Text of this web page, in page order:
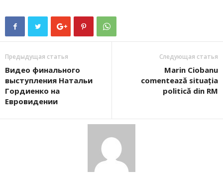
Предыдущая статья
Видео финального
выступления Натальи
Гордиенко на
Евровидении
Следующая статья
Marin Ciobanu
comentează situația
politică din RM